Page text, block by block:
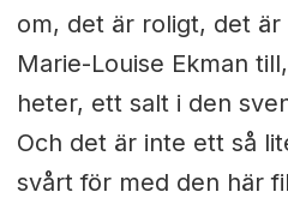
om, det är roligt, det
Marie-Louise Ekman
heter, ett salt i den
Och det är inte ett så
svårt för med den här